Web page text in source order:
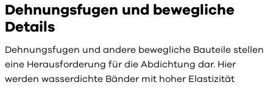
Dehnungsfugen und bewegliche
Details
Dehnungsfugen und andere bewegliche Bauteile stellen
eine Herausforderung für die Abdichtung dar. Hier
werden wasserdichte Bänder mit hoher Elastizität